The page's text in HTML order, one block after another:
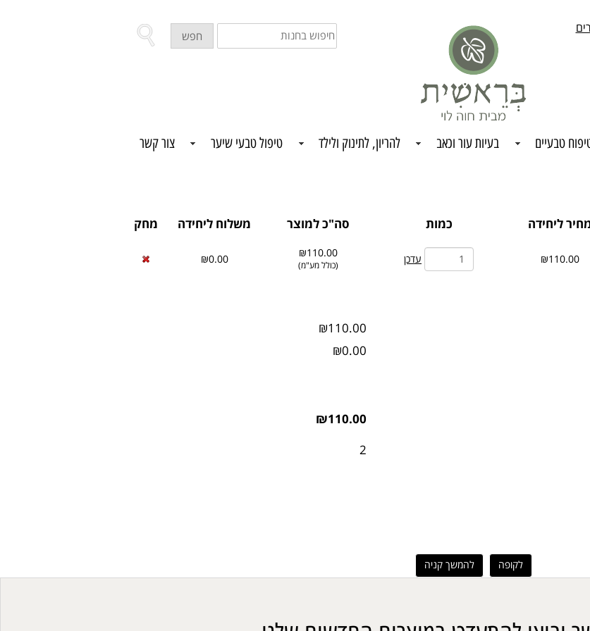
חיפוש
בחנות
חפש
טבעיים בעיות עור וכאב להריון, לתינוק ולילד טיפול טבעי שיער צור קשר
ליחידה כמות סה"כ למוצר משלוח ליחידה מחק
₪110.00 עדכן ₪110.00
(כולל מע"מ)
₪0.00
₪110.00
₪0.00
₪110.00
2
לקופה להמשך קניה